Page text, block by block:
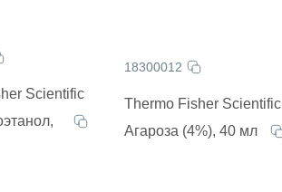
Scientific
18300012
Thermo Fisher Scientific
Агароза (4%), 40 мл